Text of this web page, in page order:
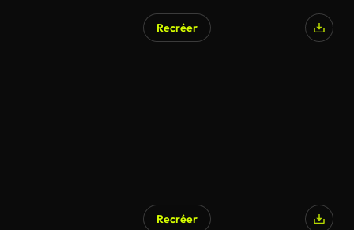
Recréer
Recréer